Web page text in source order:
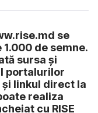
se
de semne.
sursa și
portalurilor
linkul direct la
realiza
cu RISE